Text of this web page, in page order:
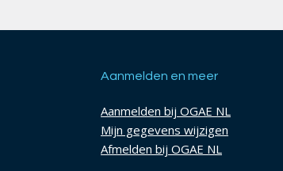
Aanmelden en meer
Aanmelden bij OGAE NL
Mijn gegevens wijzigen
Afmelden bij OGAE NL